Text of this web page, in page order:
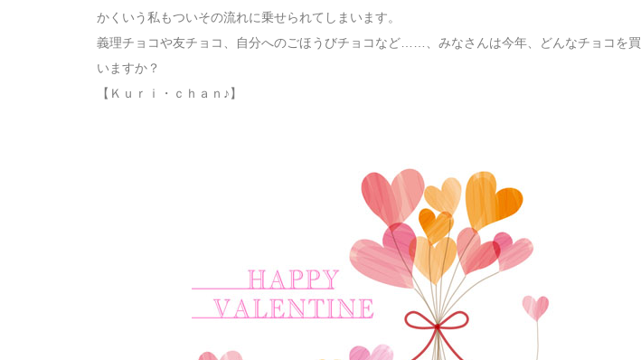
かくいう私もついその流れに乗せられてしまいます。
義理チョコや友チョコ、自分へのごほうびチョコなど……、みなさんは今年、どんなチョコを買
いますか？
【Ｋｕｒｉ・ｃｈａｎ♪】